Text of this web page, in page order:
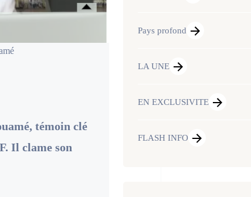
témoin clé
Il clame son
Pays profond
LA UNE
EN EXCLUSIVITE
FLASH INFO